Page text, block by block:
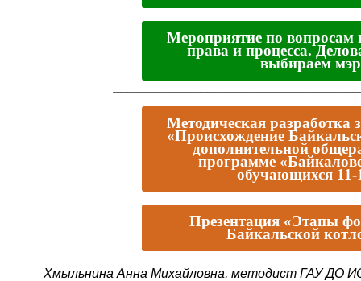
Мероприятие по вопросам
права и процесса.
выбираем
Методическая разработка
«Происхождение
дополнительной
программе
обучающихся 11-
Презентация «Этапы
Байкальской
Хмыльнина Анна Михайловна, методист ГАУ ДО